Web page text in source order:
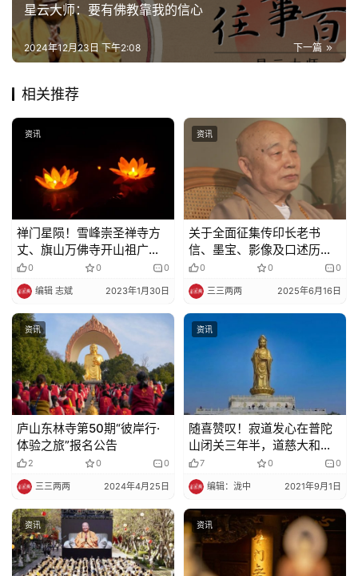
星云大师：要有佛教靠我的信心
下一篇
2024年12月23日 下午2:08
相关推荐
资讯
禅门星陨！雪峰崇圣禅寺方
丈、旗山万佛寺开山祖广霖
老和尚安详示寂
0 0 0
编辑 志斌 2023年1月30日
资讯
关于全面征集传印长老书
信、墨宝、影像及口述历史
的启事
0 0 0
三三两两 2025年6月16日
资讯
庐山东林寺第50期“彼岸行·
体验之旅”报名公告
2 0 0
三三两两 2024年4月25日
资讯
随喜赞叹！寂道发心在普陀
山闭关三年半，道慈大和尚
为他送关
7 0 0
编辑：泷中 2021年9月1日
资讯 资讯